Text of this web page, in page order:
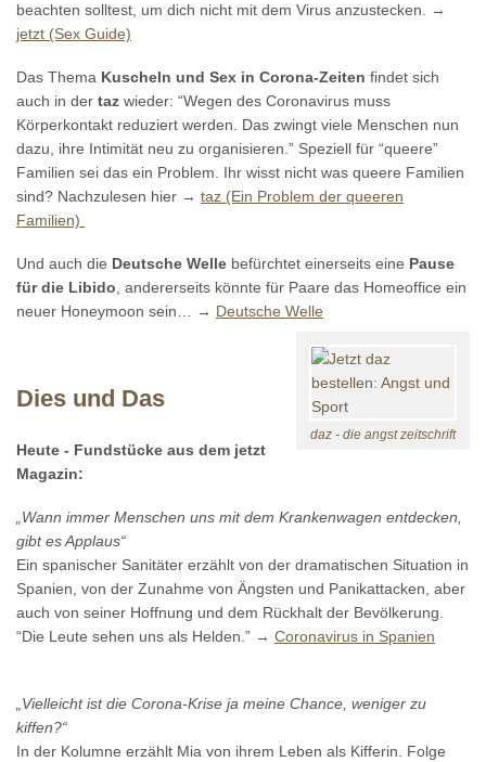
beachten solltest, um dich nicht mit dem Virus anzustecken. →
jetzt (Sex Guide)
Das Thema Kuscheln und Sex in Corona-Zeiten findet sich
auch in der taz wieder: “Wegen des Coronavirus muss
Körperkontakt reduziert werden. Das zwingt viele Menschen nun
dazu, ihre Intimität neu zu organisieren.” Speziell für “queere”
Familien sei das ein Problem. Ihr wisst nicht was queere Familien
sind? Nachzulesen hier → taz (Ein Problem der queeren
Familien)
Und auch die Deutsche Welle befürchtet einerseits eine Pause
für die Libido , andererseits könnte für Paare das Homeoffice ein
neuer Honeymoon sein… → Deutsche Welle
daz - die angst zeitschrift
Dies und Das
Heute - Fundstücke aus dem jetzt
Magazin:
„Wann immer Menschen uns mit dem Krankenwagen entdecken,
gibt es Applaus“
Ein spanischer Sanitäter erzählt von der dramatischen Situation in
Spanien, von der Zunahme von Ängsten und Panikattacken, aber
auch von seiner Hoffnung und dem Rückhalt der Bevölkerung.
“Die Leute sehen uns als Helden.” → Coronavirus in Spanien
„Vielleicht ist die Corona-Krise ja meine Chance, weniger zu
kiffen?“
In der Kolumne erzählt Mia von ihrem Leben als Kifferin. Folge